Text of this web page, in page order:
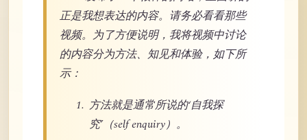
正是我想表达的内容。请务必看看那些
视频。为了方便说明，我将视频中讨论
的内容分为方法、知见和体验，如下所
示：
方法就是通常所说的‘自我探
究’（self enquiry）。